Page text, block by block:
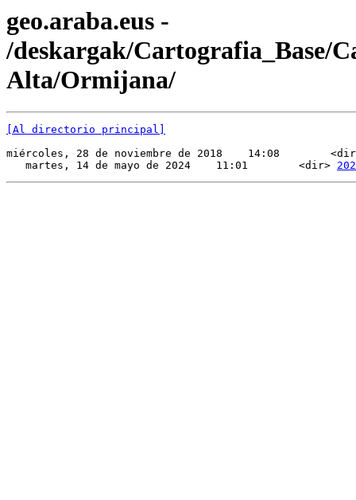
geo.araba.eus -
/deskargak/Cartografia_Base/
Alta/Ormijana/
[Al directorio principal]
miércoles, 28 de noviembre de 2018    14:08
   martes, 14 de mayo de 2024    11:01        <dir>